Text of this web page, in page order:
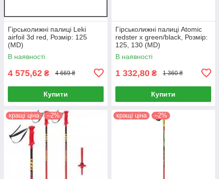
Гірськолижні палиці Leki
airfoil 3d red, Розмір: 125
(MD)
В наявності
4 575,62 ₴ 4 669 ₴
Купити
Гірськолижні палиці Atomic
redster x green/black, Розмір:
125, 130 (MD)
В наявності
1 332,80 ₴ 1 360 ₴
Купити
кращі ціна –2% кращі ціна –2%